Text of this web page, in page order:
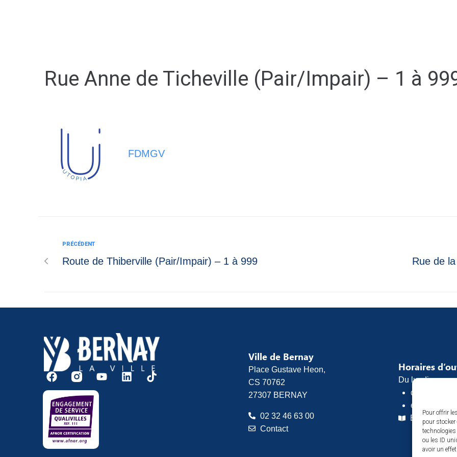
Pour offrir
pour
ou les ID
avoir un
Rue Anne de Ticheville (Pair/Impair) – 1 à
FDMGV
PRÉCÉDENT
Route de Thiberville (Pair/Impair) – 1 à 999 Rue de
Ville de Bernay
Place Gustave Heon,
CS 70762
27307 BERNAY
02 32 46 63 00
Contact
Horaires
Du lundi au
de 8h30 à
et de 13h30
Espace